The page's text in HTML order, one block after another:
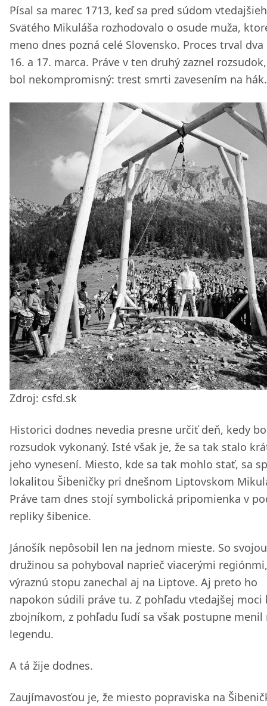
Písal sa marec 1713, keď sa pred súdom
Svätého Mikuláša rozhodovalo o osude muža,
meno dnes pozná celé Slovensko. Proces trval dva
16. a 17. marca. Práve v ten druhý zaznel
bol nekompromisný: trest smrti zavesením na hák.
Zdroj: csfd.sk
Historici dodnes nevedia presne určiť deň, kedy
rozsudok vykonaný. Isté však je, že sa tak stalo
jeho vynesení. Miesto, kde sa tak mohlo stať, sa
lokalitou Šibeničky pri dnešnom Liptovskom
Práve tam dnes stojí symbolická pripomienka v
repliky šibenice.
Jánošík nepôsobil len na jednom mieste. So svojou
družinou sa pohyboval naprieč viacerými
výraznú stopu zanechal aj na Liptove. Aj preto ho
napokon súdili práve tu. Z pohľadu vtedajšej moci
zbojníkom, z pohľadu ľudí sa však postupne menil
legendu.
A tá žije dodnes.
Zaujímavosťou je, že miesto popraviska na